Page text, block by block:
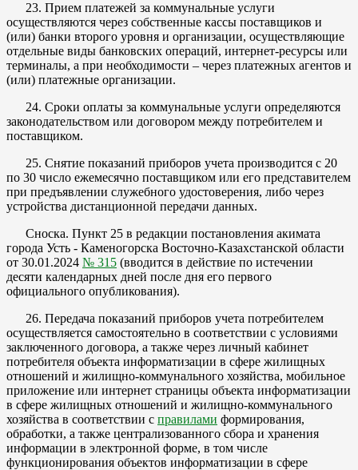
23. Прием платежей за коммунальные услуги
осуществляются через собственные кассы поставщиков и
(или) банки второго уровня и организации, осуществляющие
отдельные виды банковских операций, интернет-ресурсы или
терминалы, а при необходимости – через платежных агентов и
(или) платежные организации.
24. Сроки оплаты за коммунальные услуги определяются
законодательством или договором между потребителем и
поставщиком.
25. Снятие показаний приборов учета производится с 20
по 30 число ежемесячно поставщиком или его представителем
при предъявлении служебного удостоверения, либо через
устройства дистанционной передачи данных.
Сноска. Пункт 25 в редакции постановления акимата
города Усть - Каменогорска Восточно-Казахстанской области
от 30.01.2024 № 315 (вводится в действие по истечении
десяти календарных дней после дня его первого
официального опубликования).
26. Передача показаний приборов учета потребителем
осуществляется самостоятельно в соответствии с условиями
заключенного договора, а также через личный кабинет
потребителя объекта информатизации в сфере жилищных
отношений и жилищно-коммунального хозяйства, мобильное
приложение или интернет страницы объекта информатизации
в сфере жилищных отношений и жилищно-коммунального
хозяйства в соответствии с правилами формирования,
обработки, а также централизованного сбора и хранения
информации в электронной форме, в том числе
функционирования объектов информатизации в сфере